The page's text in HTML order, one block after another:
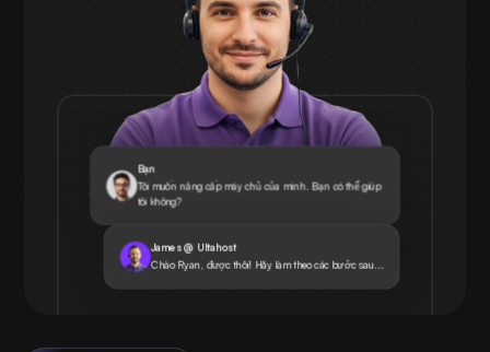
Bạn
Tôi muốn nâng cấp máy chủ của mình. Bạn có thể giúp
tôi không?
James @ Ultahost
Chào Ryan, được thôi! Hãy làm theo các bước sau...